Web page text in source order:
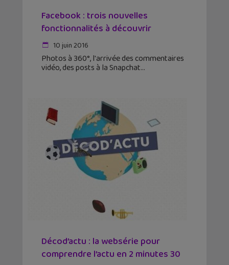
Facebook : trois nouvelles
fonctionnalités à découvrir
10 juin 2016
Photos à 360°, l'arrivée des commentaires
vidéo, des posts à la Snapchat
Décod’actu : la websérie pour
comprendre l’actu en 2 minutes 30